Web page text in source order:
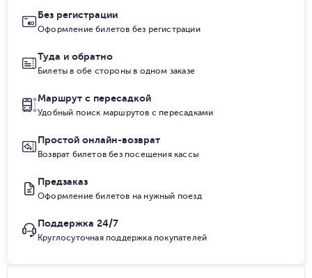
Без регистрации
Оформление билетов без регистрации
Туда и обратно
Билеты в обе стороны в одном заказе
Маршрут с пересадкой
Удобный поиск маршрутов с пересадками
Простой онлайн-возврат
Возврат билетов без посещения кассы
Предзаказ
Оформление билетов на нужный поезд
Поддержка 24/7
Круглосуточная поддержка покупателей